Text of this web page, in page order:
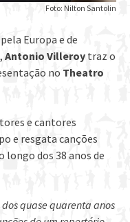
Foto: Nilton Santolin
Europa e de
Antonio Villeroy traz o
no Theatro
e cantores
e resgata canções
longo dos 38 anos de
quase quarenta anos